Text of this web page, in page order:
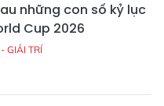
những con số kỷ lục
Cup 2026
GIẢI TRÍ